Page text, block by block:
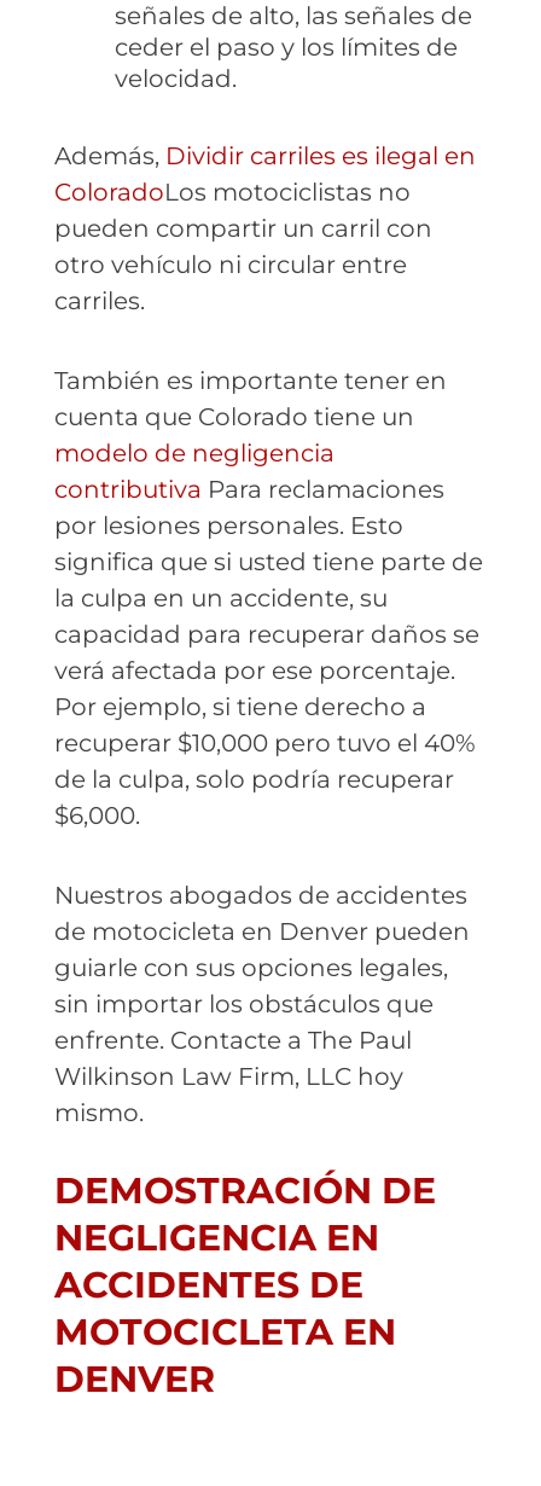
señales de alto, las señales de
ceder el paso y los límites de
velocidad.
Además, Dividir carriles es ilegal en
ColoradoLos motociclistas no
pueden compartir un carril con
otro vehículo ni circular entre
carriles.
También es importante tener en
cuenta que Colorado tiene un
modelo de negligencia
contributiva Para reclamaciones
por lesiones personales. Esto
significa que si usted tiene parte de
la culpa en un accidente, su
capacidad para recuperar daños se
verá afectada por ese porcentaje.
Por ejemplo, si tiene derecho a
recuperar $10,000 pero tuvo el 40%
de la culpa, solo podría recuperar
$6,000.
Nuestros abogados de accidentes
de motocicleta en Denver pueden
guiarle con sus opciones legales,
sin importar los obstáculos que
enfrente. Contacte a The Paul
Wilkinson Law Firm, LLC hoy
mismo.
DEMOSTRACIÓN DE
NEGLIGENCIA EN
ACCIDENTES DE
MOTOCICLETA EN
DENVER